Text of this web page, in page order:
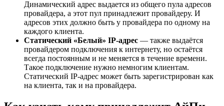
Динамический адрес выдается из общего пула адресов
провайдера, а этот пул принадлежит провайдеру. И
адресов этих должно быть у провайдера по одному на
каждого клиента.
Статический «Белый» IP-адрес — также выдаётся
провайдером подключения к интернету, но остаётся
всегда постоянным и не меняется в течение времени.
Такое подключение нужно немногим клиентам.
Статический IP-адрес может быть зарегистрирован как
на клиента, так и на провайдера.